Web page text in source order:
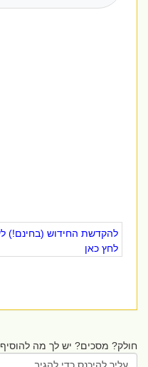
להקדשת החידוש (בחינם!)
לחץ כאן
חולק? מסכים? יש לך מה